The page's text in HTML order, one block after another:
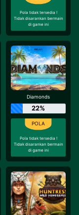
Pola tidak tersedia !
Tidak disarankan bermain
di game ini
Diamonds
22%
Pola tidak tersedia !
Tidak disarankan bermain
di game ini